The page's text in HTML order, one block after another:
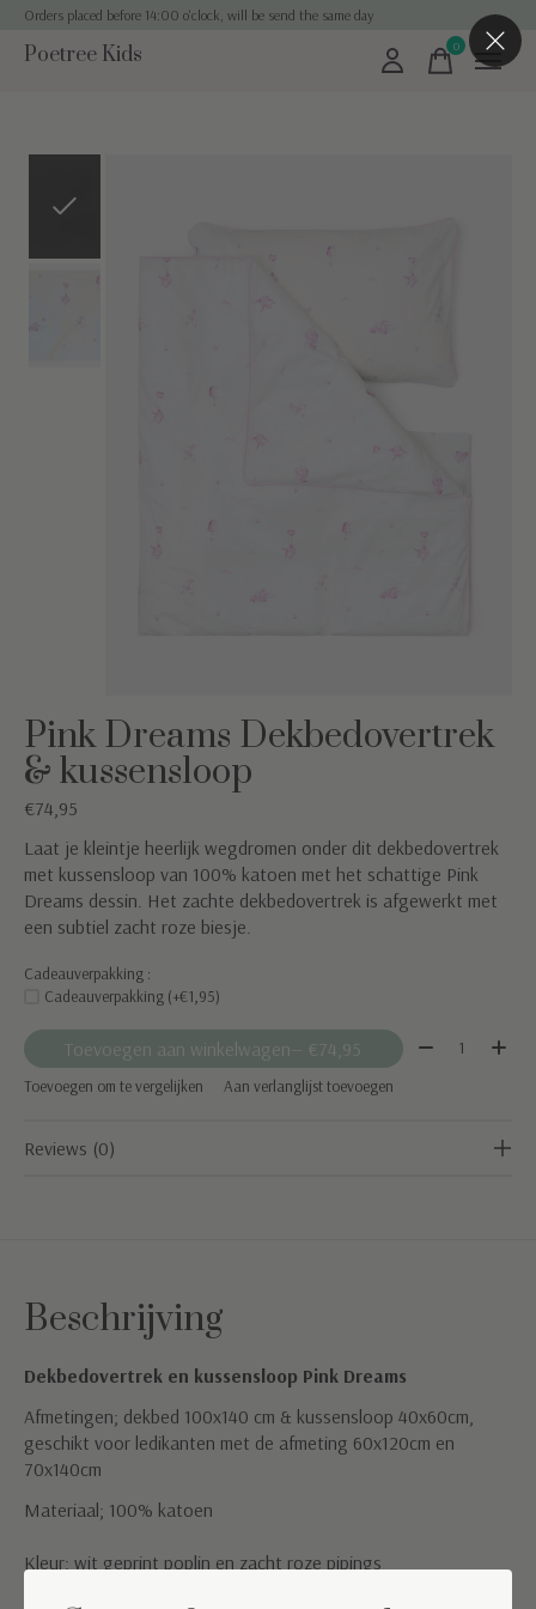
Orders placed before 14:00 o'clock, will be send the same day
Poetree Kids 0items
Pink Dreams Dekbedovertrek
& kussensloop
€74,95
Laat je kleintje heerlijk wegdromen onder dit dekbedovertrek
met kussensloop van 100% katoen met het schattige Pink
Dreams dessin. Het zachte dekbedovertrek is afgewerkt met
een subtiel zacht roze biesje.
Cadeauverpakking :
Cadeauverpakking (+€1,95)
Toevoegen aan winkelwagen — €74,95 Aantal:
Toevoegen om te vergelijken Aan verlanglijst toevoegen
Reviews (0)
Beschrijving
Dekbedovertrek en kussensloop Pink Dreams
Afmetingen; dekbed 100x140 cm & kussensloop 40x60cm,
geschikt voor ledikanten met de afmeting 60x120cm en
70x140cm
Materiaal; 100% katoen
Kleur; wit geprint poplin en zacht roze pipings